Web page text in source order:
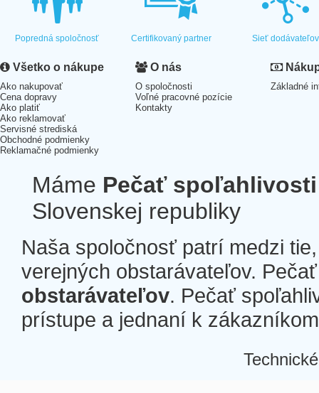
Popredná spoločnosť Certifikovaný partner Sieť dodávateľov
Všetko o nákupe
Ako nakupovať
Cena dopravy
Ako platiť
Ako reklamovať
Servisné strediská
Obchodné podmienky
Reklamačné podmienky
O nás
O spoločnosti
Voľné pracovné pozície
Kontakty
Základné
Máme Pečať spoľahlivosti
Slovenskej republiky
Naša spoločnosť patrí medzi
verejných obstarávateľov.
obstarávateľov. Pečať
prístupe a jednaní k